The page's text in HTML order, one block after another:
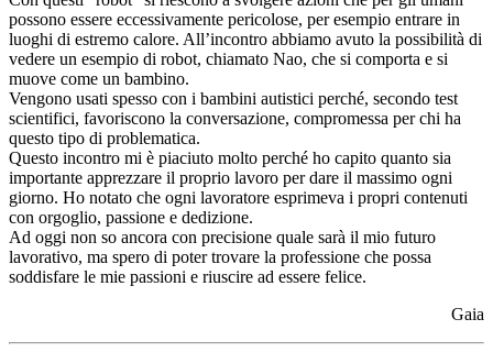
possono essere eccessivamente pericolose, per esempio entrare in
luoghi di estremo calore. All’incontro abbiamo avuto la possibilità di
vedere un esempio di robot, chiamato Nao, che si comporta e si
muove come un bambino.
Vengono usati spesso con i bambini autistici perché, secondo test
scientifici, favoriscono la conversazione, compromessa per chi ha
questo tipo di problematica.
Questo incontro mi è piaciuto molto perché ho capito quanto sia
importante apprezzare il proprio lavoro per dare il massimo ogni
giorno. Ho notato che ogni lavoratore esprimeva i propri contenuti
con orgoglio, passione e dedizione.
Ad oggi non so ancora con precisione quale sarà il mio futuro
lavorativo, ma spero di poter trovare la professione che possa
soddisfare le mie passioni e riuscire ad essere felice.
Gaia